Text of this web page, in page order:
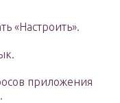
«Настроить».
приложения